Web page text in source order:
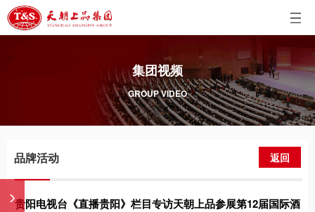
集团视频
GROUP VIDEO
品牌活动 返回
贵阳电视台《直播贵阳》栏目专访天朝上品参展第12届国际酒